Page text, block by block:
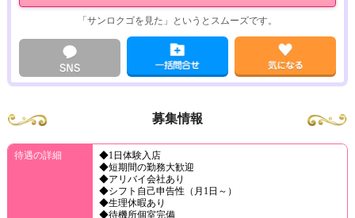
「サンロクゴを見た」というとスムーズです。
募集情報
待遇の詳細
◆1日体験入店
◆短期間の勤務大歓迎
◆アリバイ会社あり
◆シフト自己申告性（月1日～）
◆生理休暇あり
◆待機所個室完備